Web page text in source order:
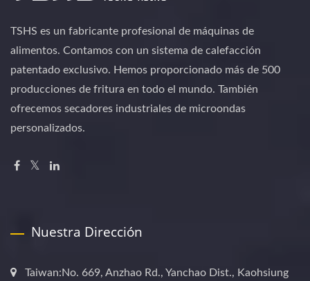
TSHS es un fabricante profesional de máquinas de
alimentos. Contamos con un sistema de calefacción
patentado exclusivo. Hemos proporcionado más de 500
producciones de fritura en todo el mundo. También
ofrecemos secadores industriales de microondas
personalizados.
Nuestra Dirección
Taiwan:No. 669, Anzhao Rd., Yanchao Dist., Kaohsiung